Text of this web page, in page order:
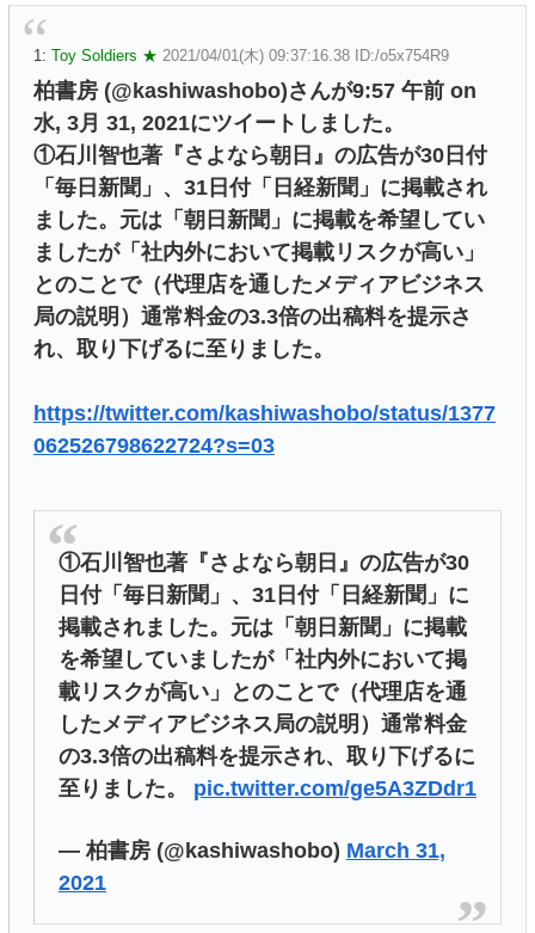
1: Toy Soldiers ★ 2021/04/01(木) 09:37:16.38 ID:/o5x754R9
柏書房 (@kashiwashobo)さんが9:57 午前 on
水, 3月 31, 2021にツイートしました。
①石川智也著『さよなら朝日』の広告が30日付
「毎日新聞」、31日付「日経新聞」に掲載され
ました。元は「朝日新聞」に掲載を希望してい
ましたが「社内外において掲載リスクが高い」
とのことで（代理店を通したメディアビジネス
局の説明）通常料金の3.3倍の出稿料を提示さ
れ、取り下げるに至りました。
https://twitter.com/kashiwashobo/status/1377
062526798622724?s=03
①石川智也著『さよなら朝日』の広告が30
日付「毎日新聞」、31日付「日経新聞」に
掲載されました。元は「朝日新聞」に掲載
を希望していましたが「社内外において掲
載リスクが高い」とのことで（代理店を通
したメディアビジネス局の説明）通常料金
の3.3倍の出稿料を提示され、取り下げるに
至りました。 pic.twitter.com/ge5A3ZDdr1
— 柏書房 (@kashiwashobo) March 31,
2021